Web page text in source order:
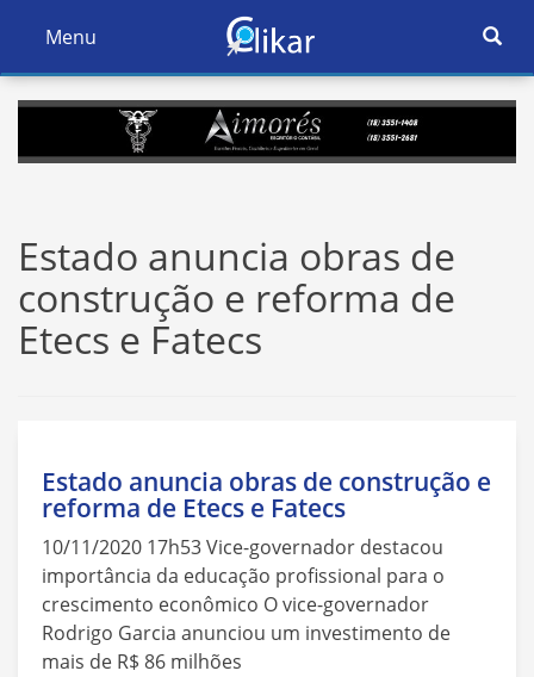
Ativar
Navegação
Menu
Ativar
Estado anuncia obras de
construção e reforma de
Etecs e Fatecs
Estado anuncia obras de construção e
reforma de Etecs e Fatecs
10/11/2020 17h53 Vice-governador destacou
importância da educação profissional para o
crescimento econômico O vice-governador
Rodrigo Garcia anunciou um investimento de
mais de R$ 86 milhões